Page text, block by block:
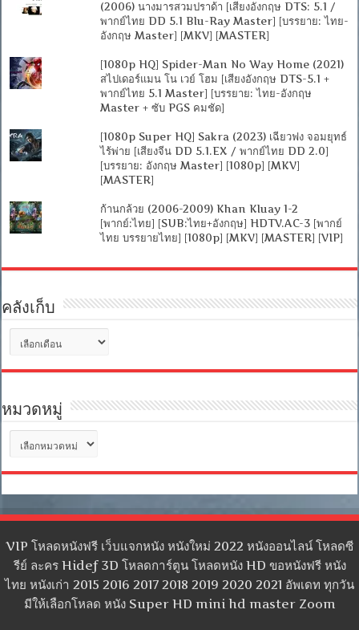
(2006) นางมารสวมปราด้า [เสียงอังกฤษ DTS: 5.1 /
พากย์ไทย DD 5.1 Blu-Ray Master] [บรรยาย: ไทย-
อังกฤษ Master] [MKV] [MASTER]
[1080p HQ] Spider-Man No Way Home (2021)
สไปเดอร์แมน โน เวย์ โฮม [เสียงอังกฤษ DTS-5.1 +
พากย์ไทย 5.1 Master] [บรรยาย: ไทย-อังกฤษ
Master + ซับ PGS คมชัด]
[1080p Super HQ] Sakra (2023) เฉียวฟง จอมยุทธ์
ไร้พ่าย [เสียงจีน DD 5.1.EX / พากย์ไทย DD 2.0]
[บรรยาย: อังกฤษ Master] [1080p] [MKV]
[MASTER]
ก้านกล้วย (2006-2009) Khan Kluay 1-2
[พากย์:ไทย] [SUB:ไทย+อังกฤษ] HDTV.AC-3 [พากย์
ไทย บรรยายไทย] [1080p] [MKV] [MASTER] [VIP]
คลังเก็บ
เก็บ
หมวดหมู่
หมู่
VIP โหลดหนังฟรี เว็บแจกหนัง หนังใหม่ 2022 หนังออนไลน์ โหลดซี
รีย์ ละคร Hidef 3D โหลดการ์ตูน โหลดหนัง HD ขอหนังฟรี หนัง
ไทย หนังเก่า 2015 2016 2017 2018 2019 2020 2021 อัพเดท ทุกวัน
มีให้เลือกโหลด หนัง Super HD mini hd master Zoom